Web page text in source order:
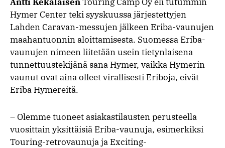
Hymer Center teki syyskuussa järjestettyjen
Lahden Caravan-messujen jälkeen Eriba-vaunujen
maahantuonnin aloittamisesta. Suomessa Eriba-
vaunujen nimeen liitetään usein tietynlaisena
tunnettuustekijänä sana Hymer, vaikka Hymerin
vaunut ovat aina olleet virallisesti Eriboja, eivät
Eriba Hymereitä.
– Olemme tuoneet asiakastilausten perusteella
vuosittain yksittäisiä Eriba-vaunuja, esimerkiksi
Touring-retrovaunuja ja Exciting-